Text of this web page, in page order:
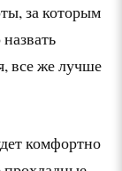
за которым
все же лучше
комфортно